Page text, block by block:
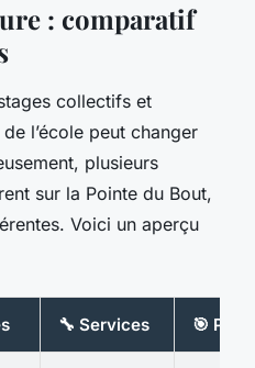
: comparatif
collectifs et
l’école peut changer
plusieurs
sur la Pointe du Bout,
Voici un aperçu
🔧 Services 🎯